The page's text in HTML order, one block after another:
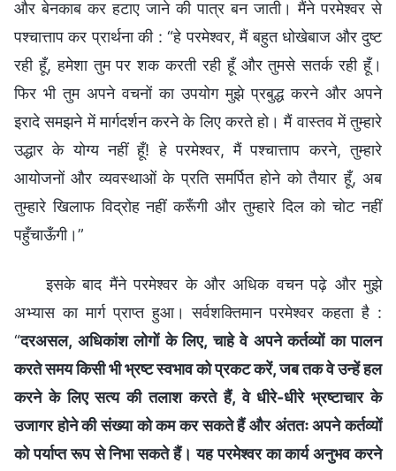
और बेनकाब कर हटाए जाने की पात्र बन जाती। मैंने परमेश्वर से
पश्चात्ताप कर प्रार्थना की : “हे परमेश्वर, मैं बहुत धोखेबाज और दुष्ट
रही हूँ, हमेशा तुम पर शक करती रही हूँ और तुमसे सतर्क रही हूँ।
फिर भी तुम अपने वचनों का उपयोग मुझे प्रबुद्ध करने और अपने
इरादे समझने में मार्गदर्शन करने के लिए करते हो। मैं वास्तव में तुम्हारे
उद्धार के योग्य नहीं हूँ! हे परमेश्वर, मैं पश्चात्ताप करने, तुम्हारे
आयोजनों और व्यवस्थाओं के प्रति समर्पित होने को तैयार हूँ, अब
तुम्हारे खिलाफ विद्रोह नहीं करूँगी और तुम्हारे दिल को चोट नहीं
पहुँचाऊँगी।”
इसके बाद मैंने परमेश्वर के और अधिक वचन पढ़े और मुझे
अभ्यास का मार्ग प्राप्त हुआ। सर्वशक्तिमान परमेश्वर कहता है :
“दरअसल, अधिकांश लोगों के लिए, चाहे वे अपने कर्तव्यों का पालन
करते समय किसी भी भ्रष्ट स्वभाव को प्रकट करें, जब तक वे उन्हें हल
करने के लिए सत्य की तलाश करते हैं, वे धीरे-धीरे भ्रष्टाचार के
उजागर होने की संख्या को कम कर सकते हैं और अंततः अपने कर्तव्यों
को पर्याप्त रूप से निभा सकते हैं। यह परमेश्वर का कार्य अनुभव करने